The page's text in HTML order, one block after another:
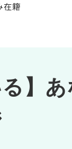
在籍
】